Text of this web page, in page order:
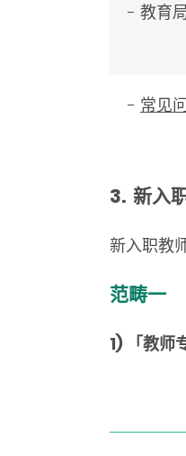
- 教育
- 常见
3. 新入
新入职教
范畴一
1) 「教师